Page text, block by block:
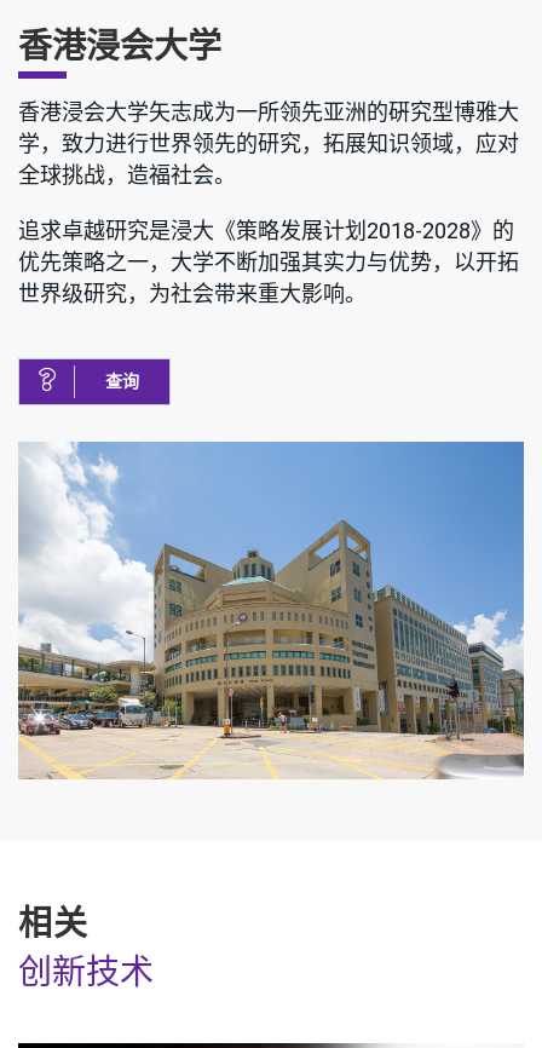
香港浸会大学
香港浸会大学矢志成为一所领先亚洲的硏究型博雅大
学，致力进行世界领先的研究，拓展知识领域，应对
全球挑战，造福社会。
追求卓越研究是浸大《策略发展计划2018-2028》的
优先策略之一，大学不断加强其实力与优势，以开拓
世界级研究，为社会带来重大影响。
查询
相关
创新技术